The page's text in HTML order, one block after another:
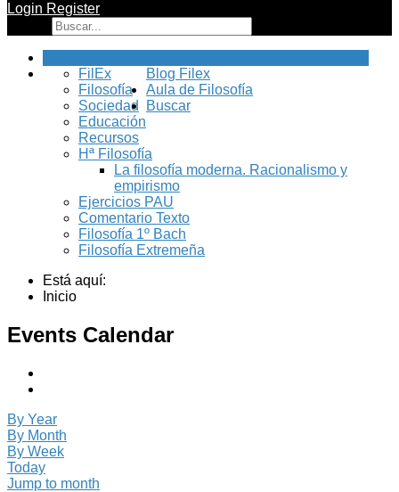
Login Register
Blog Filex
FilEx
Filosofía
Sociedad
Educación
Recursos
Aula de Filosofía
Hª Filosofía
La filosofía moderna. Racionalismo y
empirismo
Ejercicios PAU
Comentario Texto
Filosofía 1º Bach
Filosofía Extremeña
Buscar
Está aquí:
Inicio
Events Calendar
By Year
By Month
By Week
Today
Jump to month